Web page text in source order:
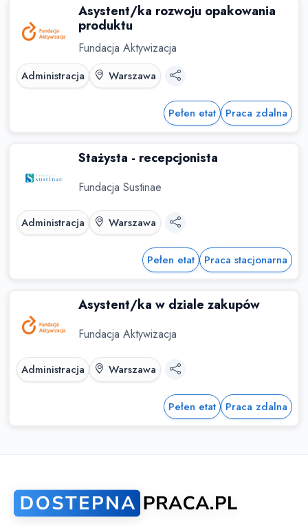
Asystent/ka rozwoju opakowania
produktu
Fundacja Aktywizacja
Administracja Warszawa
Pełen etat Praca zdalna
Stażysta - recepcjonista
Fundacja Sustinae
Administracja Warszawa
Pełen etat Praca stacjonarna
Asystent/ka w dziale zakupów
Fundacja Aktywizacja
Administracja Warszawa
Pełen etat Praca zdalna